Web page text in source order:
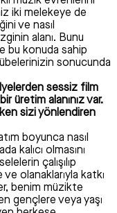
iki melekeye de
ve nasıl
alanı. Bunu
bu konuda sahip
sonucunda
sessiz film
üretim alanınız var.
sizi yönlendiren
boyunca nasıl
kalıcı olmasını
çalışılıp
olanaklarıyla katkı
benim müzikte
gençlere veya yaşı